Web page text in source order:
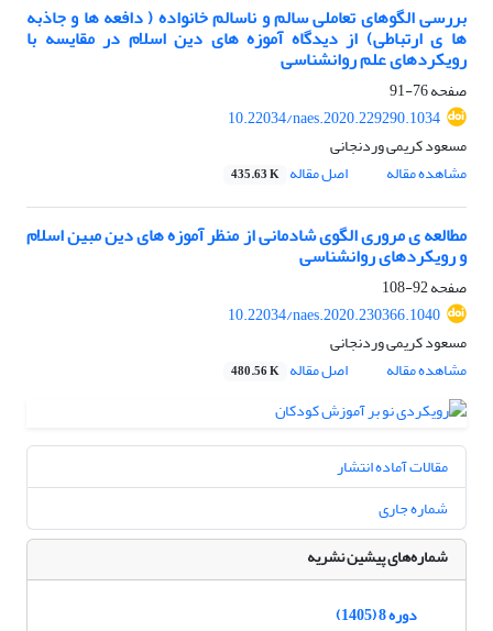
بررسی الگوهای تعاملی سالم و ناسالم خانواده ( دافعه ها و جاذبه
ها ی ارتباطی) از دیدگاه آموزه های دین اسلام در مقایسه با
رویکردهای علم روانشناسی
صفحه76-91
10.22034/naes.2020.229290.1034
مسعود کریمی وردنجانی
مشاهده مقاله
اصل مقاله 435.63 K
مطالعه ی مروری الگوی شادمانی از منظر آموزه های دین مبین اسلام
و رویکردهای روانشناسی
صفحه92-108
10.22034/naes.2020.230366.1040
مسعود کریمی وردنجانی
مشاهده مقاله
اصل مقاله 480.56 K
مقالات آماده انتشار
شماره جاری
شماره‌های پیشین نشریه
دوره 8 (1405)